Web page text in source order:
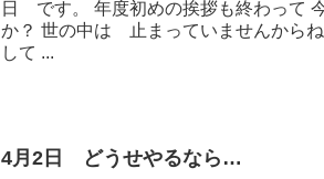
日 です。 年度初めの挨拶も終わって
か？ 世の中は 止まっていませんから
して ...
4月2日 どうせやるなら…